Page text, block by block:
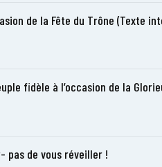
de la Fête du Trône (Texte
fidèle à l’occasion de la
pas de vous réveiller !